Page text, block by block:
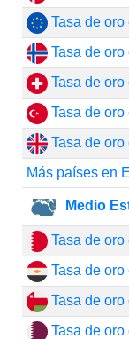
Tasa de oro
Tasa de oro
Tasa de oro
Tasa de oro
Tasa de oro
Más países en
Medio
Tasa de oro
Tasa de oro
Tasa de oro
Tasa de oro